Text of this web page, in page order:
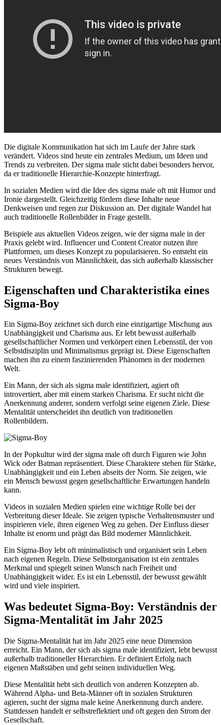
Die digitale Kommunikation hat sich im Laufe der Jahre stark
verändert. Videos sind heute ein zentrales Medium, um Ideen und
Trends zu verbreiten. Der sigma male sticht dabei besonders hervor,
da er traditionelle Hierarchie-Konzepte hinterfragt.
In sozialen Medien wird die Idee des sigma male oft mit Humor und
Ironie dargestellt. Gleichzeitig fördern diese Inhalte neue
Denkweisen und regen zur Diskussion an. Der digitale Wandel hat
auch traditionelle Rollenbilder in Frage gestellt.
Beispiele aus aktuellen Videos zeigen, wie der sigma male in der
Praxis gelebt wird. Influencer und Content Creator nutzen ihre
Plattformen, um dieses Konzept zu popularisieren. So entsteht ein
neues Verständnis von Männlichkeit, das sich außerhalb klassischer
Strukturen bewegt.
Eigenschaften und Charakteristika eines
Sigma-Boy
Ein Sigma-Boy zeichnet sich durch eine einzigartige Mischung aus
Unabhängigkeit und Charisma aus. Er lebt bewusst außerhalb
gesellschaftlicher Normen und verkörpert einen Lebensstil, der von
Selbstdisziplin und Minimalismus geprägt ist. Diese Eigenschaften
machen ihn zu einem faszinierenden Phänomen in der modernen
Welt.
Ein Mann, der sich als sigma male identifiziert, agiert oft
introvertiert, aber mit einem starken Charisma. Er sucht nicht die
Anerkennung anderer, sondern verfolgt seine eigenen Ziele. Diese
Mentalität unterscheidet ihn deutlich von traditionellen
Rollenbildern.
In der Popkultur wird der sigma male oft durch Figuren wie John
Wick oder Batman repräsentiert. Diese Charaktere stehen für Stärke,
Unabhängigkeit und ein Leben abseits der Norm. Sie zeigen, wie
ein Mensch bewusst gegen gesellschaftliche Erwartungen handeln
kann.
Videos in sozialen Medien spielen eine wichtige Rolle bei der
Verbreitung dieser Ideale. Sie zeigen typische Verhaltensmuster und
inspirieren viele, ihren eigenen Weg zu gehen. Der Einfluss dieser
Inhalte ist enorm und prägt das Bild moderner Männlichkeit.
Ein Sigma-Boy lebt oft minimalistisch und organisiert sein Leben
nach eigenen Regeln. Diese Selbstorganisation ist ein zentrales
Merkmal und spiegelt seinen Wunsch nach Freiheit und
Unabhängigkeit wider. Es ist ein Lebensstil, der bewusst gewählt
wird und viele inspiriert.
Was bedeutet Sigma-Boy: Verständnis der
Sigma-Mentalität im Jahr 2025
Die Sigma-Mentalität hat im Jahr 2025 eine neue Dimension
erreicht. Ein Mann, der sich als sigma male identifiziert, lebt bewusst
außerhalb traditioneller Hierarchien. Er definiert Erfolg nach
eigenen Maßstäben und geht seinen individuellen Weg.
Diese Mentalität hebt sich deutlich von anderen Konzepten ab.
Während Alpha- und Beta-Männer oft in sozialen Strukturen
agieren, sucht der sigma male keine Anerkennung durch andere.
Stattdessen handelt er selbstreflektiert und oft gegen den Strom der
Gesellschaft.